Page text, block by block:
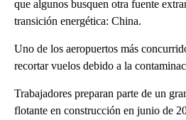
que algunos busquen otra fuente
transición energética: China.
Uno de los aeropuertos más
recortar vuelos debido a la
Trabajadores preparan parte de un
flotante en construcción en junio de